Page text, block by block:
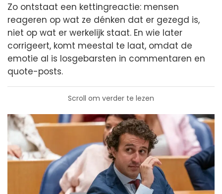
Zo ontstaat een kettingreactie: mensen
reageren op wat ze dénken dat er gezegd is,
niet op wat er werkelijk staat. En wie later
corrigeert, komt meestal te laat, omdat de
emotie al is losgebarsten in commentaren en
quote-posts.
Scroll om verder te lezen